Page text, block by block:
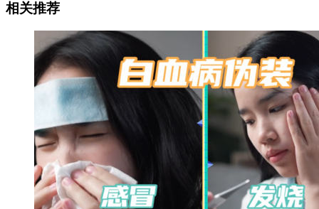
相关推荐